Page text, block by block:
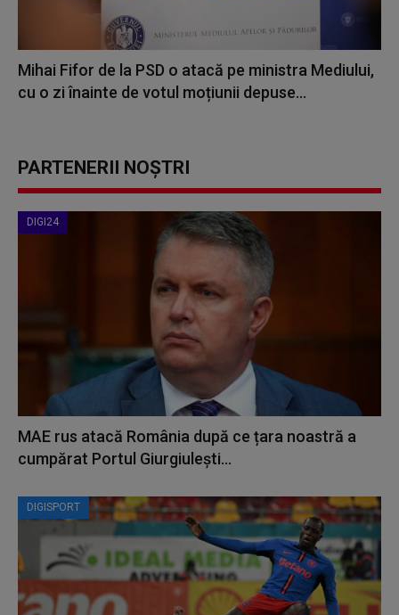
Mihai Fifor de la PSD o atacă pe ministra Mediului,
cu o zi înainte de votul moțiunii depuse...
PARTENERII NOȘTRI
DIGI24
MAE rus atacă România după ce țara noastră a
cumpărat Portul Giurgiulești...
DIGISPORT